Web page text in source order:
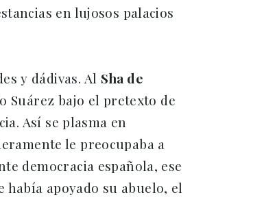
en lujosos palacios
y dádivas. Al Sha de
Suárez bajo el pretexto de
Así se plasma en
le preocupaba a
democracia española, ese
había apoyado su abuelo, el